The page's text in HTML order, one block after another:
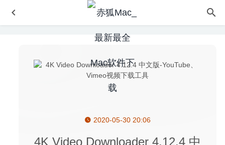
2020-05-30 20:06
4K Video Downloader 4.12.4 中
Minitube for YouTube 3.5.1 – YouTube视频客户端